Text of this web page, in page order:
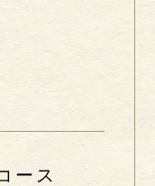
ース